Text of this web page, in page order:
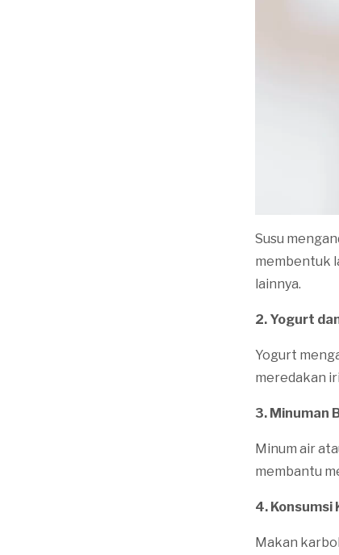
Susu
membentuk
lainnya.
2. Yogurt
Yogurt
meredakan
3. Minuman
Minum air
membantu
4. Konsumsi
Makan